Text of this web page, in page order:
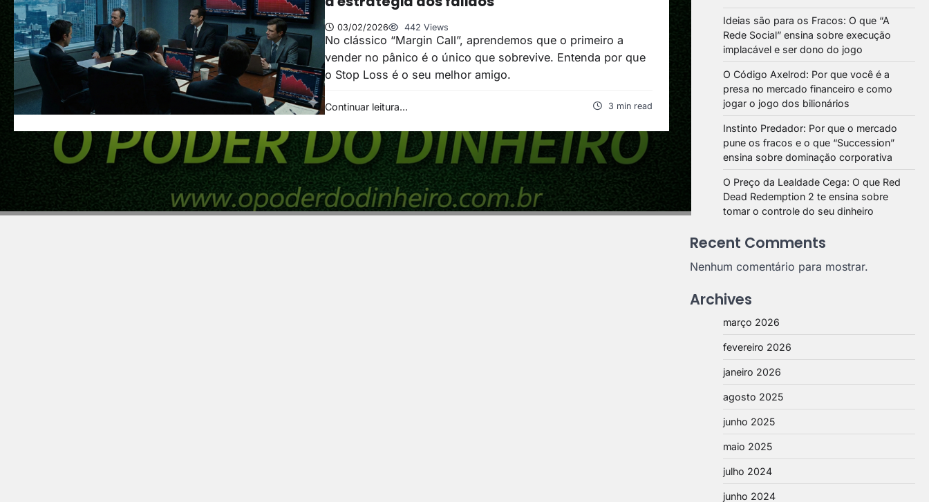
03/02/2026 442 Views
No clássico “Margin Call”, aprendemos que o primeiro a
vender no pânico é o único que sobrevive. Entenda por que
o Stop Loss é o seu melhor amigo.
Continuar leitura... 3 min read
Ideias são para os Fracos: O que “A
Rede Social” ensina sobre execução
implacável e ser dono do jogo
O Código Axelrod: Por que você é a
presa no mercado financeiro e como
jogar o jogo dos bilionários
Instinto Predador: Por que o mercado
pune os fracos e o que “Succession”
ensina sobre dominação corporativa
O Preço da Lealdade Cega: O que Red
Dead Redemption 2 te ensina sobre
tomar o controle do seu dinheiro
Recent Comments
Nenhum comentário para mostrar.
Archives
março 2026
fevereiro 2026
janeiro 2026
agosto 2025
junho 2025
maio 2025
julho 2024
junho 2024